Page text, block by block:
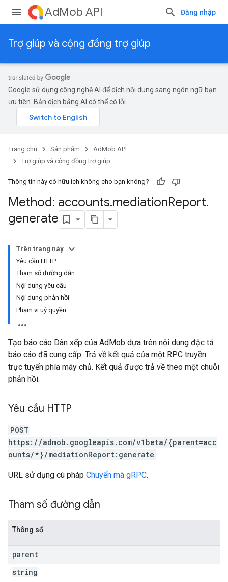
AdMob API Đăng nhập
Trợ giúp và cộng đồng trợ giúp
Google sử dụng công nghệ AI để dịch nội dung sang ngôn ngữ bạn
ưu tiên. Bản dịch bằng AI có thể có lỗi.
Trang chủ Sản phẩm
AdMob API
Trợ giúp và cộng đồng trợ giúp
Thông tin này có hữu ích không cho bạn không?
Method: accounts.mediationReport.
generate
Trên trang này
Yêu cầu HTTP
Tham số đường dẫn
Nội dung yêu cầu
Nội dung phản hồi
Phạm vi uỷ quyền
Tạo báo cáo Dàn xếp của AdMob dựa trên nội dung đặc tả
báo cáo đã cung cấp. Trả về kết quả của một RPC truyền
trực tuyến phía máy chủ. Kết quả được trả về theo một chuỗi
phản hồi.
Yêu cầu HTTP
POST
https://admob.googleapis.com/v1beta/{parent=acc
ounts/*}/mediationReport:generate
URL sử dụng cú pháp Chuyển mã gRPC.
Tham số đường dẫn
Thông số
parent
string